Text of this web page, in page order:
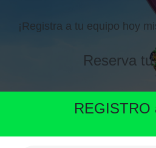
¡Registra a tu equipo hoy
Reserva
REGISTRO